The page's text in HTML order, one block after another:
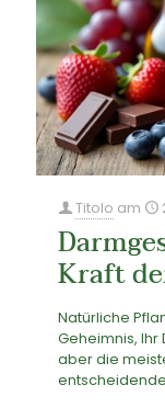
Titolo am
Kraft
Natürliche
Geheimnis,
aber die